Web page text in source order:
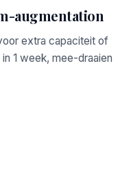
augmentation
extra capaciteit of
1 week, mee-draaien